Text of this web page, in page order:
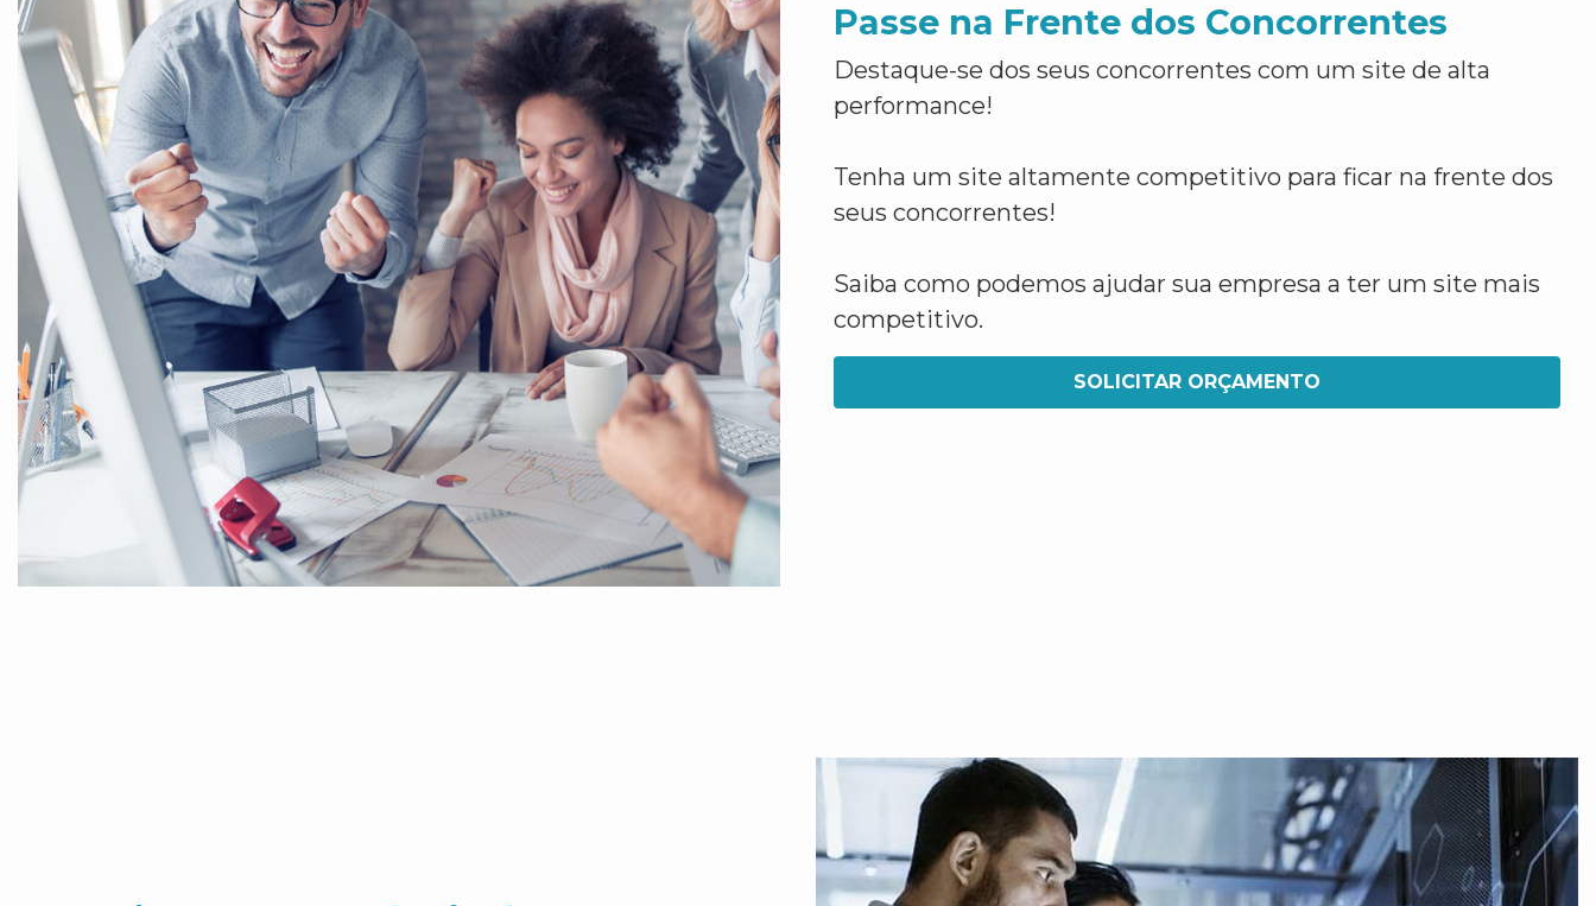
Passe na Frente dos Concorrentes
Destaque-se dos seus concorrentes com um site de alta
performance!
Tenha um site altamente competitivo para ficar na frente dos
seus concorrentes!
Saiba como podemos ajudar sua empresa a ter um site mais
competitivo.
SOLICITAR ORÇAMENTO